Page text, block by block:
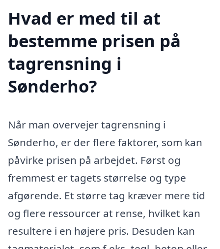
Hvad er med til at
bestemme prisen på
tagrensning i
Sønderho?
Når man overvejer tagrensning i
Sønderho, er der flere faktorer, som kan
påvirke prisen på arbejdet. Først og
fremmest er tagets størrelse og type
afgørende. Et større tag kræver mere tid
og flere ressourcer at rense, hvilket kan
resultere i en højere pris. Desuden kan